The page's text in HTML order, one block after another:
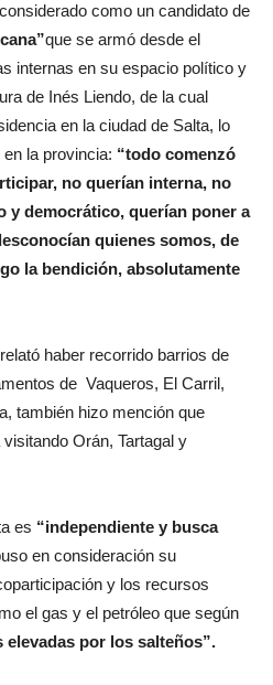
como un candidato de
que se armó desde el
internas en su espacio político y
de Inés Liendo, de la cual
en la ciudad de Salta, lo
la provincia: “todo comenzó
no querían interna, no
y democrático, querían poner a
quienes somos, de
la bendición, absolutamente
haber recorrido barrios de
de Vaqueros, El Carril,
también hizo mención que
Orán, Tartagal y
es “independiente y busca
en consideración su
y los recursos
el gas y el petróleo que según
elevadas por los salteños”.